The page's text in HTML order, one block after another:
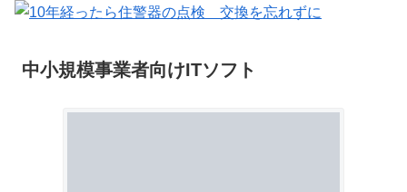
中小規模事業者向けITソフト